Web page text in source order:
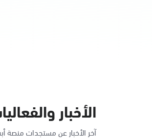
الأخبار
آخر الأخبار عن مستجدات منصة